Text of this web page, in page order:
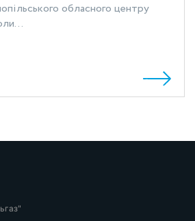
обласного центру